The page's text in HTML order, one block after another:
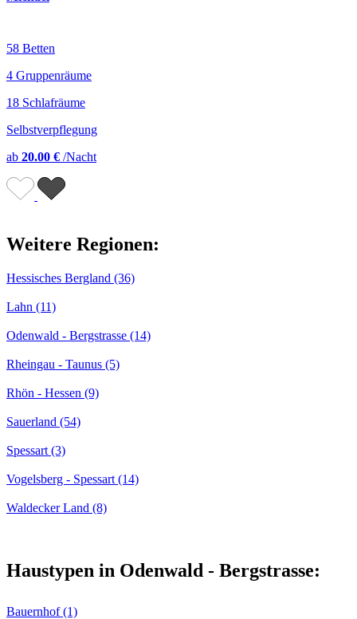
58 Betten
4 Gruppenräume
18 Schlafräume
Selbstverpflegung
ab 20.00 € /Nacht
Weitere Regionen:
Hessisches Bergland (36)
Lahn (11)
Odenwald - Bergstrasse (14)
Rheingau - Taunus (5)
Rhön - Hessen (9)
Sauerland (54)
Spessart (3)
Vogelsberg - Spessart (14)
Waldecker Land (8)
Haustypen in Odenwald - Bergstrasse:
Bauernhof (1)